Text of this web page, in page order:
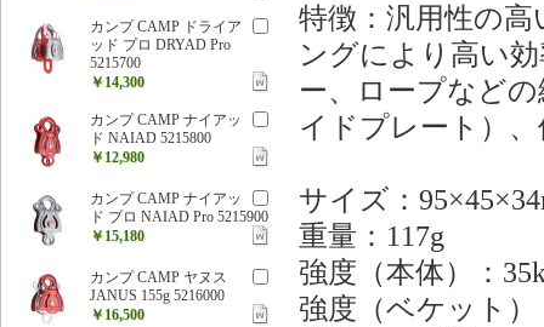
特徴：汎用性の
ングにより高い
ー、ロープなど
イドプレート）
サイズ：
重量：117g
強度（本体）：
強度（ベケット）
カンプ CAMP ドライア
ッド プロ DRYAD Pro
5215700
￥14,300
カンプ CAMP ナイアッ
ド NAIAD 5215800
￥12,980
カンプ CAMP ナイアッ
ド プロ NAIAD Pro 5215900
￥15,180
カンプ CAMP ヤヌス
JANUS 155g 5216000
￥16,500